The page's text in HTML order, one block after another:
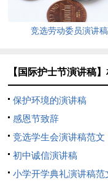
竞选劳动委员演讲稿
【国际护士节演讲稿
保护环境的演讲稿
感恩节致辞
竞选学生会演讲稿范文
初中诚信演讲稿
小学开学典礼演讲稿范